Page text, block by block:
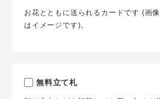
お花とともに送られるカードです (画像
はイメージです)。
無料立て札